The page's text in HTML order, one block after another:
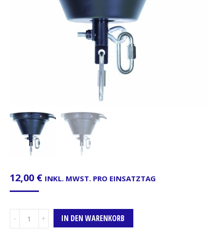
12,00 € INKL. MWST. PRO EINSATZTAG
SpiegelkugelmotorIN DEN WARENKORB